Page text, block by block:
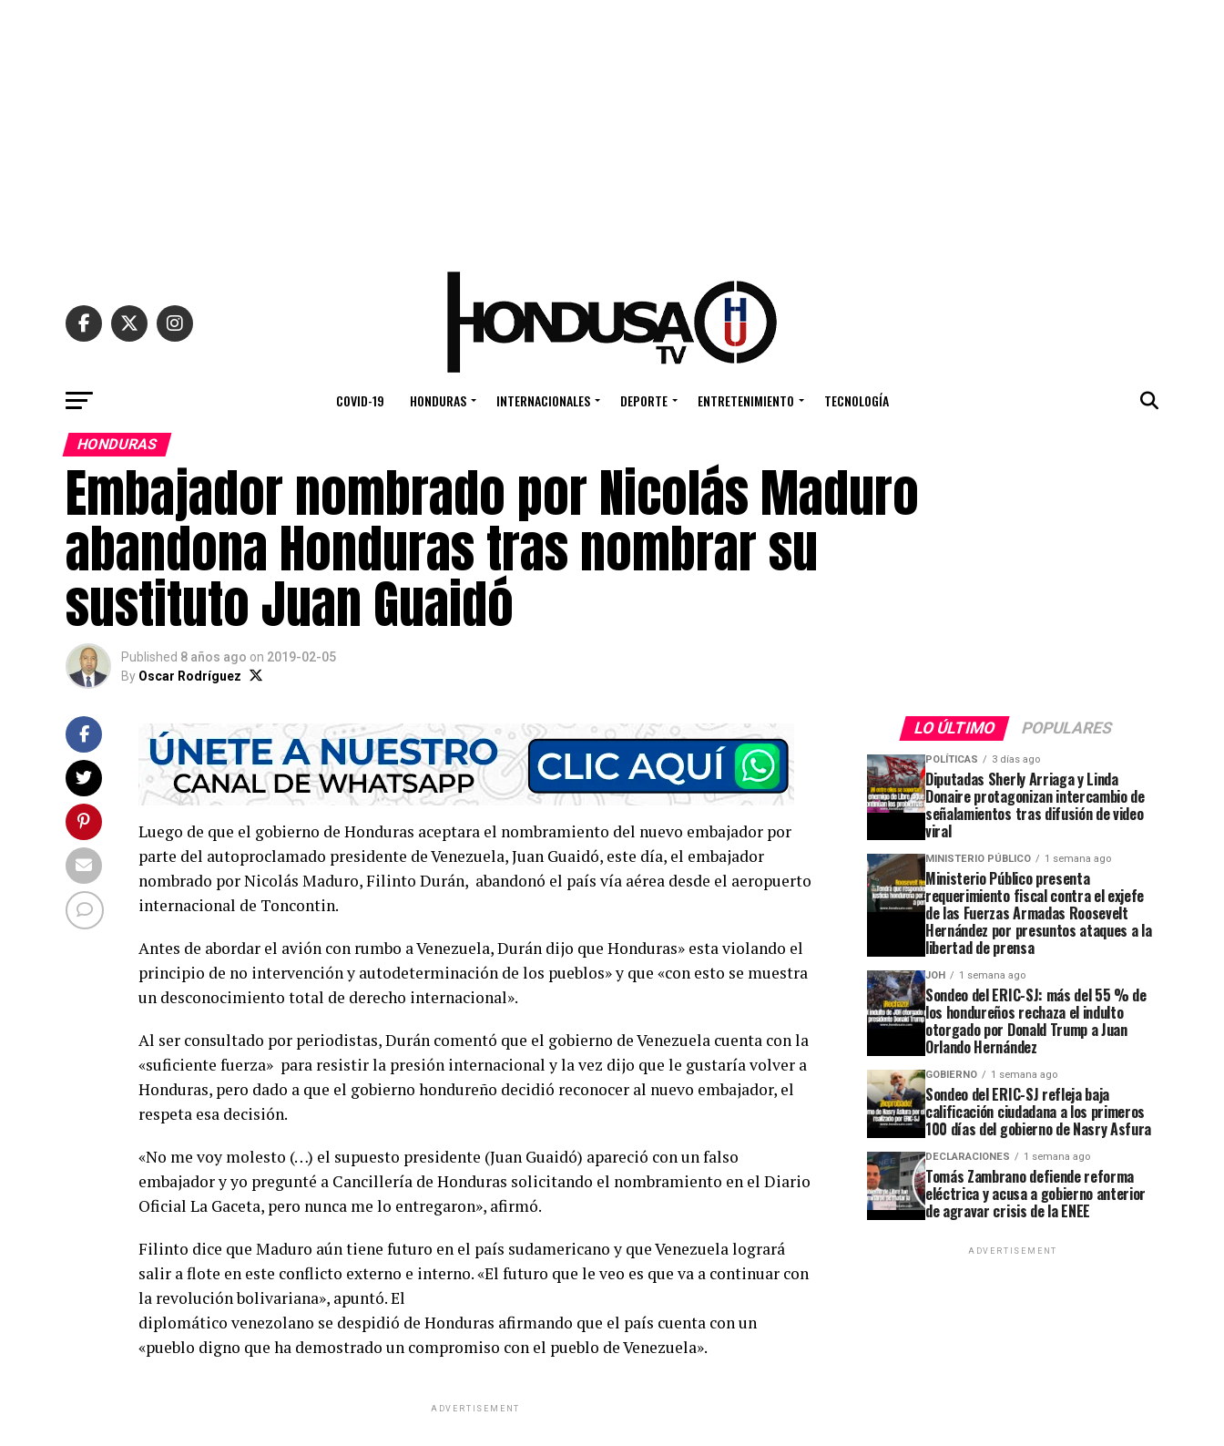
COVID-19 HONDURAS INTERNACIONALES DEPORTE ENTRETENIMIENTO TECNOLOGÍA
HONDURAS
Embajador nombrado por Nicolás Maduro
abandona Honduras tras nombrar su
sustituto Juan Guaidó
Published 8 años ago on 2019-02-05
By Oscar Rodríguez
Luego de que el gobierno de Honduras aceptara el nombramiento del nuevo embajador por
parte del autoproclamado presidente de Venezuela, Juan Guaidó, este día, el embajador
nombrado por Nicolás Maduro, Filinto Durán, abandonó el país vía aérea desde el aeropuerto
internacional de Toncontin.
Antes de abordar el avión con rumbo a Venezuela, Durán dijo que Honduras» esta violando el
principio de no intervención y autodeterminación de los pueblos» y que «con esto se muestra
un desconocimiento total de derecho internacional».
Al ser consultado por periodistas, Durán comentó que el gobierno de Venezuela cuenta con la
«suficiente fuerza» para resistir la presión internacional y la vez dijo que le gustaría volver a
Honduras, pero dado a que el gobierno hondureño decidió reconocer al nuevo embajador, el
respeta esa decisión.
«No me voy molesto (…) el supuesto presidente (Juan Guaidó) apareció con un falso
embajador y yo pregunté a Cancillería de Honduras solicitando el nombramiento en el Diario
Oficial La Gaceta, pero nunca me lo entregaron», afirmó.
Filinto dice que Maduro aún tiene futuro en el país sudamericano y que Venezuela logrará
salir a flote en este conflicto externo e interno. «El futuro que le veo es que va a continuar con
la revolución bolivariana», apuntó. El
diplomático venezolano se despidió de Honduras afirmando que el país cuenta con un
«pueblo digno que ha demostrado un compromiso con el pueblo de Venezuela».
ADVERTISEMENT
LO ÚLTIMO POPULARES
POLÍTICAS 3 días ago
Diputadas Sherly Arriaga y Linda
Donaire protagonizan intercambio de
señalamientos tras difusión de video
viral
MINISTERIO PÚBLICO 1 semana ago
Ministerio Público presenta
requerimiento fiscal contra el exjefe
de las Fuerzas Armadas Roosevelt
Hernández por presuntos ataques a la
libertad de prensa
JOH 1 semana ago
Sondeo del ERIC-SJ: más del 55 % de
los hondureños rechaza el indulto
otorgado por Donald Trump a Juan
Orlando Hernández
GOBIERNO 1 semana ago
Sondeo del ERIC-SJ refleja baja
calificación ciudadana a los primeros
100 días del gobierno de Nasry Asfura
DECLARACIONES 1 semana ago
Tomás Zambrano defiende reforma
eléctrica y acusa a gobierno anterior
de agravar crisis de la ENEE
ADVERTISEMENT